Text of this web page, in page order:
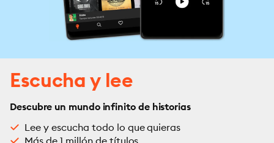
Escucha y lee
Descubre un mundo infinito de historias
Lee y escucha todo lo que quieras
Más de 1 millón de títulos